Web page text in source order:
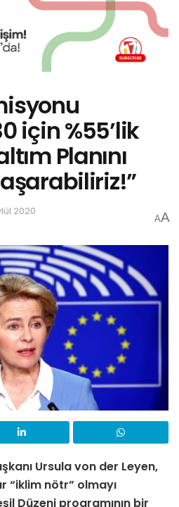
için %55’lik
Planını
2020
AA
Ursula von der Leyen,
“iklim nötr” olmayı
Düzeni programının bir